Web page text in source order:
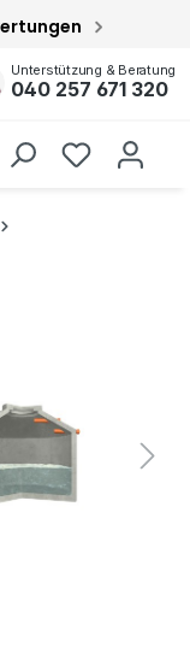
Unterstützung & Beratung
040 257 671 320